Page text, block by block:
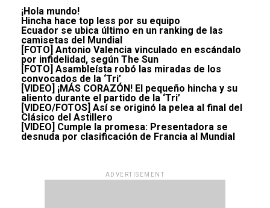
¡Hola mundo!
Hincha hace top less por su equipo
Ecuador se ubica último en un ranking de las
camisetas del Mundial
[FOTO] Antonio Valencia vinculado en escándalo
por infidelidad, según The Sun
[FOTO] Asambleísta robó las miradas de los
convocados de la ‘Tri’
[VIDEO] ¡MÁS CORAZÓN! El pequeño hincha y su
aliento durante el partido de la ‘Tri’
[VIDEO/FOTOS] Así se originó la pelea al final del
Clásico del Astillero
[VIDEO] Cumple la promesa: Presentadora se
desnuda por clasificación de Francia al Mundial
ADVERTISEMENT